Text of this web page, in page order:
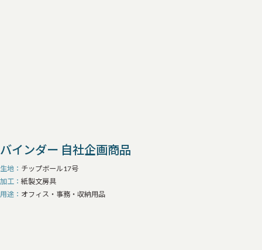
バインダー 自社企画商品
生地
チップボール17号
加工
紙製文房具
用途
オフィス・事務・収納用品